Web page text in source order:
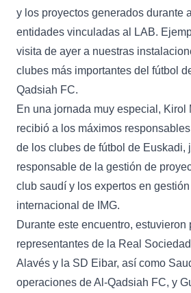
y los proyectos generados durante
entidades vinculadas al LAB.
visita de ayer a nuestras
clubes más importantes del fútbol
Qadsiah FC.
En una jornada muy especial, Kirol
recibió a los máximos
de los clubes de fútbol de Euskadi,
responsable de la gestión de
club saudí y los expertos en
internacional de IMG.
Durante este encuentro, estuvieron
representantes de la Real
Alavés y la SD Eibar, así como
operaciones de Al-Qadsiah FC, y